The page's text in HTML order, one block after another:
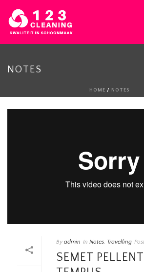
NOTES
HOME / NOTES
By admin In Notes, Travelling
SEMET